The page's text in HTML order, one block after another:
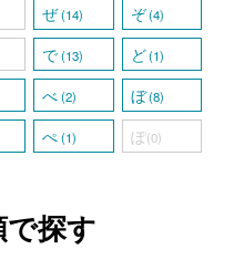
ぜ(14) ぞ(4)
で(13) ど(1)
べ(2) ぼ(8)
ぺ(1) ぽ(0)
探す